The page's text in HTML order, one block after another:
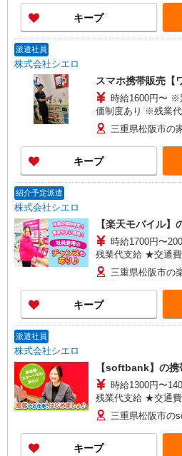
ィブ支給(規定有) ★月2回払い・週払い可能（規程
有）★ ゜・。○。・
キープ
派遣社員
株式会社シエロ
スマホ携帯販売【
時給1600円〜 ※
価制度あり ※残業
あり） ゜+゜・。○。・゜+゜・。○。・゜+゜ 入
社祝い金10万円支給(規定有) お友
インセンティブ支給(規定有) ★月2
可能（規程有）★ ゜
+゜
三重県松阪市の
キープ
紹介予定派遣
株式会社シエロ
【楽天モバイル】
時給1700円〜
残業代支給 ★交通費
+゜・。○。・゜+゜
万円支給(規定有) お友達を紹介頂くと, インセンテ
ィブ支給(規定有) ★月2回払い・週払い可能（規程
有）★ ゜・。○。・
三重県松阪市の
キープ
派遣社員
株式会社シエロ
【softbank】の携
時給1300円〜
残業代支給 ★交通費
+゜・。○。・゜+゜
万円支給(規定有) お友達を紹介頂くと, インセンテ
ィブ支給(規定有) ★月2回払い・週払い可能（規程
有）★ ゜・。○。・
三重県松阪市の
キープ